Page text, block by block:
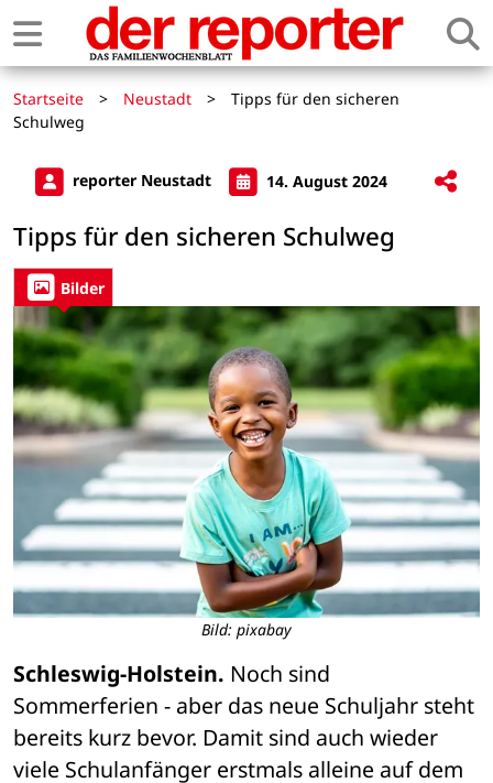
Startseite > Neustadt >
Tipps für den sicheren
Schulweg
reporter Neustadt 14. August 2024
Tipps für den sicheren Schulweg
Bilder
Bild: pixabay
Schleswig-Holstein. Noch sind
Sommerferien - aber das neue Schuljahr steht
bereits kurz bevor. Damit sind auch wieder
viele Schulanfänger erstmals alleine auf dem